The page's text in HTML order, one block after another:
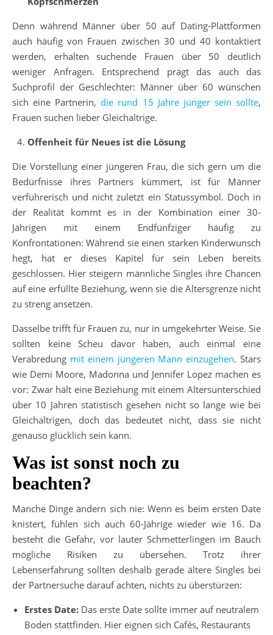
Denn während Männer über 50 auf Dating-Plattformen
auch häufig von Frauen zwischen 30 und 40 kontaktiert
werden, erhalten suchende Frauen über 50 deutlich
weniger Anfragen. Entsprechend prägt das auch das
Suchprofil der Geschlechter: Männer über 60 wünschen
sich eine Partnerin,die rund 15 Jahre jünger sein sollte,
Frauen suchen lieber Gleichaltrige.
Offenheit für Neues ist die Lösung
Die Vorstellung einer jüngeren Frau, die sich gern um die
Bedürfnisse ihres Partners kümmert, ist für Männer
verführerisch und nicht zuletzt ein Statussymbol. Doch in
der Realität kommt es in der Kombination einer 30-
Jährigen mit einem Endfünfziger häufig zu
Konfrontationen: Während sie einen starken Kinderwunsch
hegt, hat er dieses Kapitel für sein Leben bereits
geschlossen. Hier steigern männliche Singles ihre Chancen
auf eine erfüllte Beziehung, wenn sie die Altersgrenze nicht
zu streng ansetzen.
Dasselbe trifft für Frauen zu, nur in umgekehrter Weise. Sie
sollten keine Scheu davor haben, auch einmal eine
Verabredung mit einem jüngeren Mann einzugehen. Stars
wie Demi Moore, Madonna und Jennifer Lopez machen es
vor: Zwar hält eine Beziehung mit einem Altersunterschied
über 10 Jahren statistisch gesehen nicht so lange wie bei
Gleichaltrigen, doch das bedeutet nicht, dass sie nicht
genauso glücklich sein kann.
Was ist sonst noch zu
beachten?
Manche Dinge ändern sich nie: Wenn es beim ersten Date
knistert, fühlen sich auch 60-Jährige wieder wie 16. Da
besteht die Gefahr, vor lauter Schmetterlingen im Bauch
mögliche Risiken zu übersehen. Trotz ihrer
Lebenserfahrung sollten deshalb gerade ältere Singles bei
der Partnersuche darauf achten, nichts zu überstürzen:
Erstes Date: Das erste Date sollte immer auf neutralem
Boden stattfinden. Hier eignen sich Cafés, Restaurants